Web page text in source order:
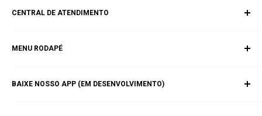
CENTRAL DE ATENDIMENTO
MENU RODAPÉ
Catálogo
BAIXE NOSSO APP (EM DESENVOLVIMENTO)